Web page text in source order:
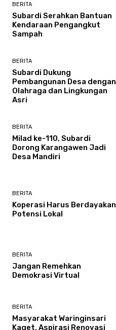
BERITA
Subardi Serahkan Bantuan
Kendaraan Pengangkut
Sampah
BERITA
Subardi Dukung
Pembangunan Desa dengan
Olahraga dan Lingkungan
Asri
BERITA
Milad ke-110, Subardi
Dorong Karangawen Jadi
Desa Mandiri
BERITA
Koperasi Harus Berdayakan
Potensi Lokal
BERITA
Jangan Remehkan
Demokrasi Virtual
BERITA
Masyarakat Waringinsari
Kaget, Aspirasi Renovasi